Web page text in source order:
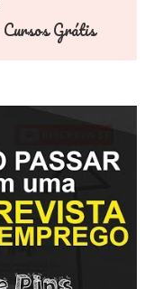
Cursos Grátis